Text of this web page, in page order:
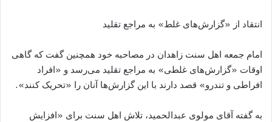
انتقاد از «گزارشهای غلط» به مراجع تقلید
امام جمعه اهل سنت زاهدان در مصاحبه خود همچنین گفت که گاهی
اوقات «گزارشهای غلطی» به مراجع تقلید میرسد و «افراد
افراطی و تندرو» قصد دارند با این گزارشها آنان را «تحریک کنند».
به گفته آقای مولوی عبدالحمید، تلاش اهل سنت برای «افزایش